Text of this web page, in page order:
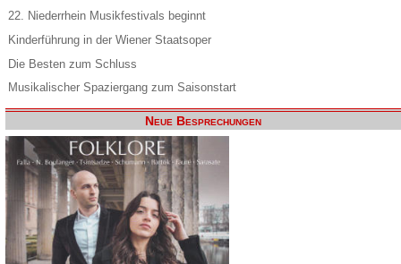
22. Niederrhein Musikfestivals beginnt
Kinderführung in der Wiener Staatsoper
Die Besten zum Schluss
Musikalischer Spaziergang zum Saisonstart
Neue Besprechungen